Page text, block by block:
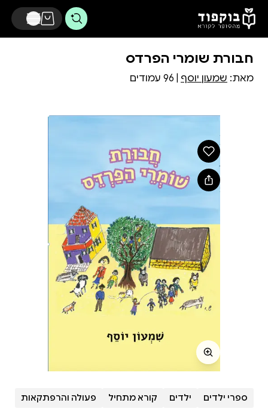
דלג לתוכן הראשי
חבורת שומרי הפרדס
מאת: שמעון יוסף
ספרי ילדים ילדים קורא מתחיל פעולה והרפתקאות